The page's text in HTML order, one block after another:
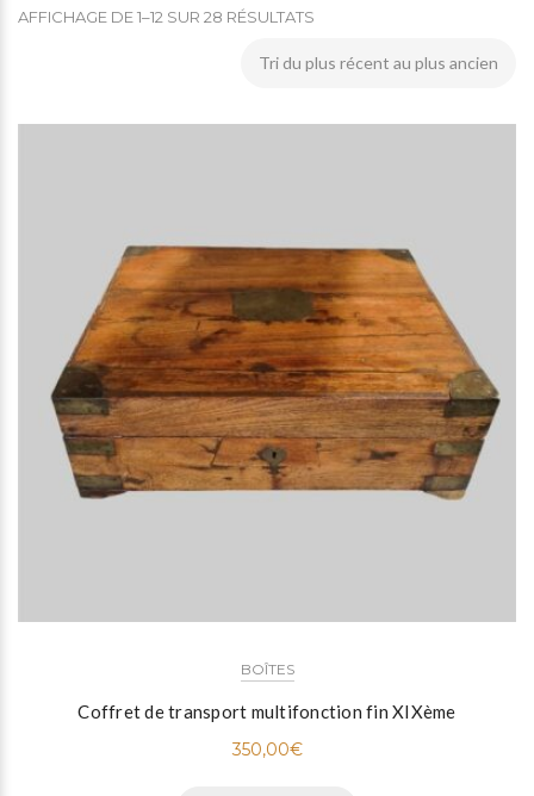
AFFICHAGE DE 1–12 SUR 28 RÉSULTATS
BOÎTES
Coffret de transport multifonction fin XIXème
350,00€